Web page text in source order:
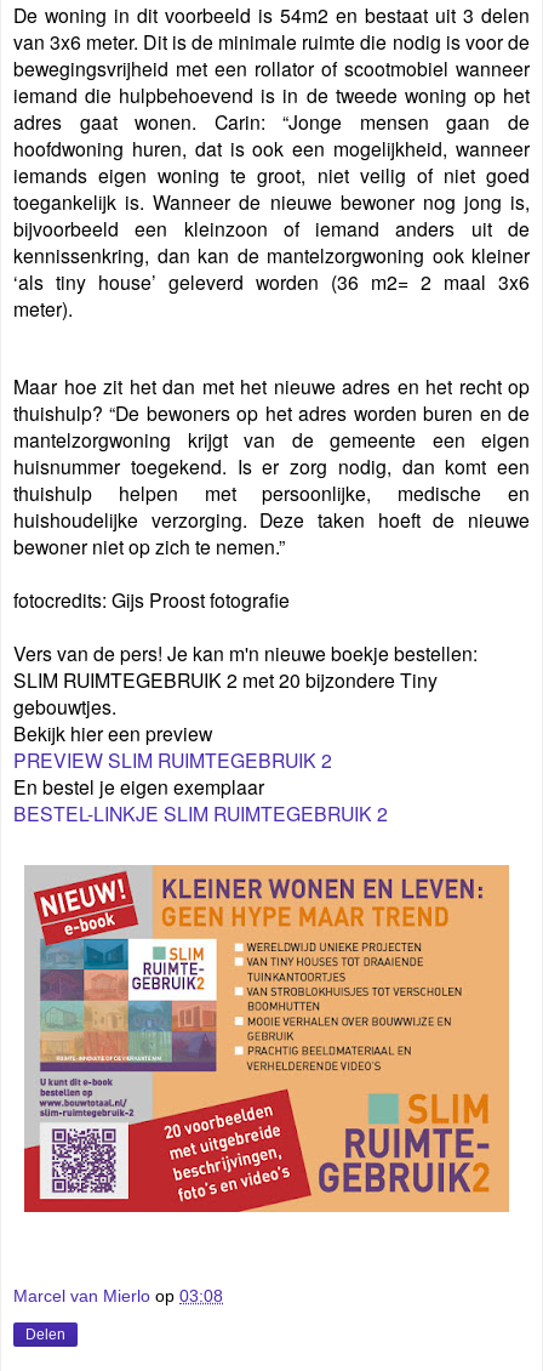
De woning in dit voorbeeld is 54m2 en bestaat uit 3 delen
van 3x6 meter. Dit is de minimale ruimte die nodig is voor de
bewegingsvrijheid met een rollator of scootmobiel wanneer
iemand die hulpbehoevend is in de tweede woning op het
adres gaat wonen. Carin: “Jonge mensen gaan de
hoofdwoning huren, dat is ook een mogelijkheid, wanneer
iemands eigen woning te groot, niet veilig of niet goed
toegankelijk is. Wanneer de nieuwe bewoner nog jong is,
bijvoorbeeld een kleinzoon of iemand anders uit de
kennissenkring, dan kan de mantelzorgwoning ook kleiner
‘als tiny house’ geleverd worden (36 m2= 2 maal 3x6
meter).
Maar hoe zit het dan met het nieuwe adres en het recht op
thuishulp? “De bewoners op het adres worden buren en de
mantelzorgwoning krijgt van de gemeente een eigen
huisnummer toegekend. Is er zorg nodig, dan komt een
thuishulp helpen met persoonlijke, medische en
huishoudelijke verzorging. Deze taken hoeft de nieuwe
bewoner niet op zich te nemen.”
fotocredits: Gijs Proost fotografie
Vers van de pers! Je kan m'n nieuwe boekje bestellen:
SLIM RUIMTEGEBRUIK 2 met 20 bijzondere Tiny
gebouwtjes.
Bekijk hier een preview
PREVIEW SLIM RUIMTEGEBRUIK 2
En bestel je eigen exemplaar
BESTEL-LINKJE SLIM RUIMTEGEBRUIK 2
Marcel van Mierlo op 03:08
Delen